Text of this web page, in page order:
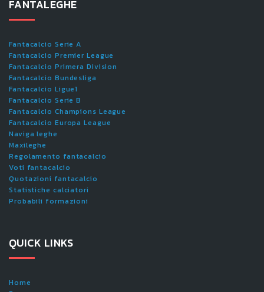
FANTALEGHE
Fantacalcio Serie A
Fantacalcio Premier League
Fantacalcio Primera Division
Fantacalcio Bundesliga
Fantacalcio Ligue1
Fantacalcio Serie B
Fantacalcio Champions League
Fantacalcio Europa League
Naviga leghe
Maxileghe
Regolamento fantacalcio
Voti fantacalcio
Quotazioni fantacalcio
Statistiche calciatori
Probabili formazioni
QUICK LINKS
Home